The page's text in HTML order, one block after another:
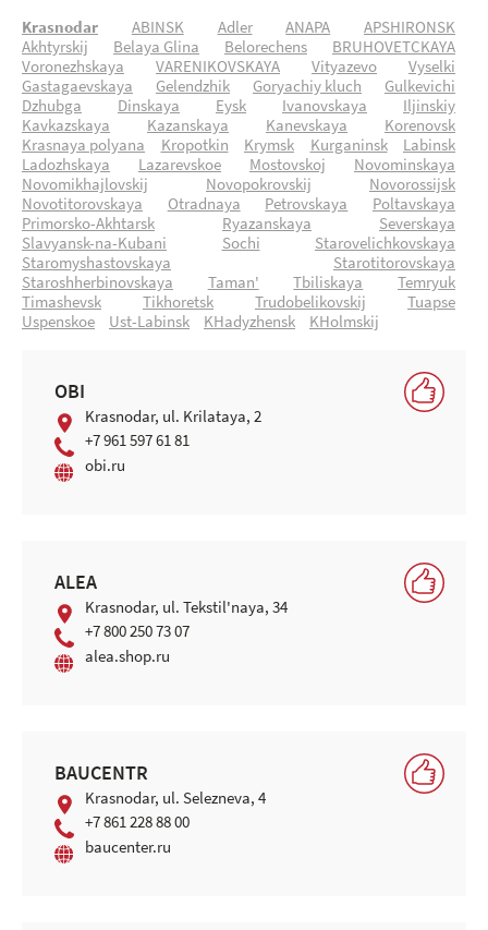
Krasnodar ABINSK Adler ANAPA
APSHIRONSK
Akhtyrskij
Belaya Glina Belorechens
BRUHOVETCKAYA
Voronezhskaya
VARENIKOVSKAYA Vityazevo
Vyselki
Gastagaevskaya
Gelendzhik Goryachiy kluch
Gulkevichi
Dzhubga
Dinskaya Eysk Ivanovskaya
Iljinskiy
Kavkazskaya
Kazanskaya Kanevskaya
Korenovsk
Krasnaya polyana
Kropotkin Krymsk Kurganinsk
Labinsk
Ladozhskaya
Lazarevskoe Mostovskoj
Novominskaya
Novomikhajlovskij
Novopokrovskij
Novorossijsk
Novotitorovskaya
Otradnaya Petrovskaya
Poltavskaya
Primorsko-Akhtarsk
Ryazanskaya
Severskaya
Slavyansk-na-Kubani
Sochi
Starovelichkovskaya
Staromyshastovskaya
Starotitorovskaya
Staroshherbinovskaya
Taman' Tbiliskaya
Temryuk
Timashevsk
Tikhoretsk Trudobelikovskij
Tuapse
Uspenskoe
Ust-Labinsk KHadyzhensk KHolmskij
OBI
Krasnodar, ul. Krilataya, 2
+7 961 597 61 81
obi.ru
ALEA
Krasnodar, ul. Tekstil'naya, 34
+7 800 250 73 07
alea.shop.ru
BAUCENTR
Krasnodar, ul. Selezneva, 4
+7 861 228 88 00
baucenter.ru